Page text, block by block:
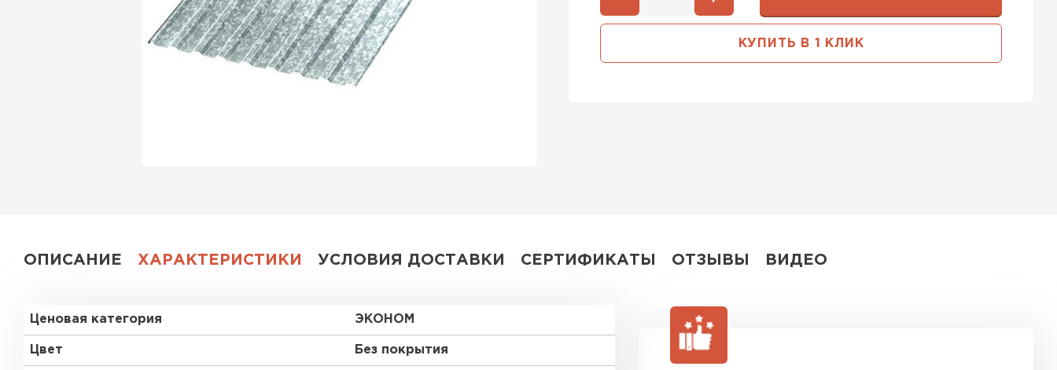
КУПИТЬ В 1 КЛИК
ОПИСАНИЕ ХАРАКТЕРИСТИКИ УСЛОВИЯ ДОСТАВКИ СЕРТИФИКАТЫ ОТЗЫВЫ ВИДЕО
Ценовая категория ЭКОНОМ
Цвет Без покрытия